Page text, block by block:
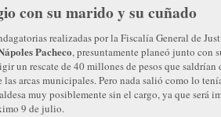
con su marido y su cuñado
realizadas por la Fiscalía General de
Pacheco, presuntamente planeó junto con
un rescate de 40 millones de pesos que
las arcas municipales. Pero nada salió como lo
muy posiblemente sin el cargo, ya que será
9 de julio.